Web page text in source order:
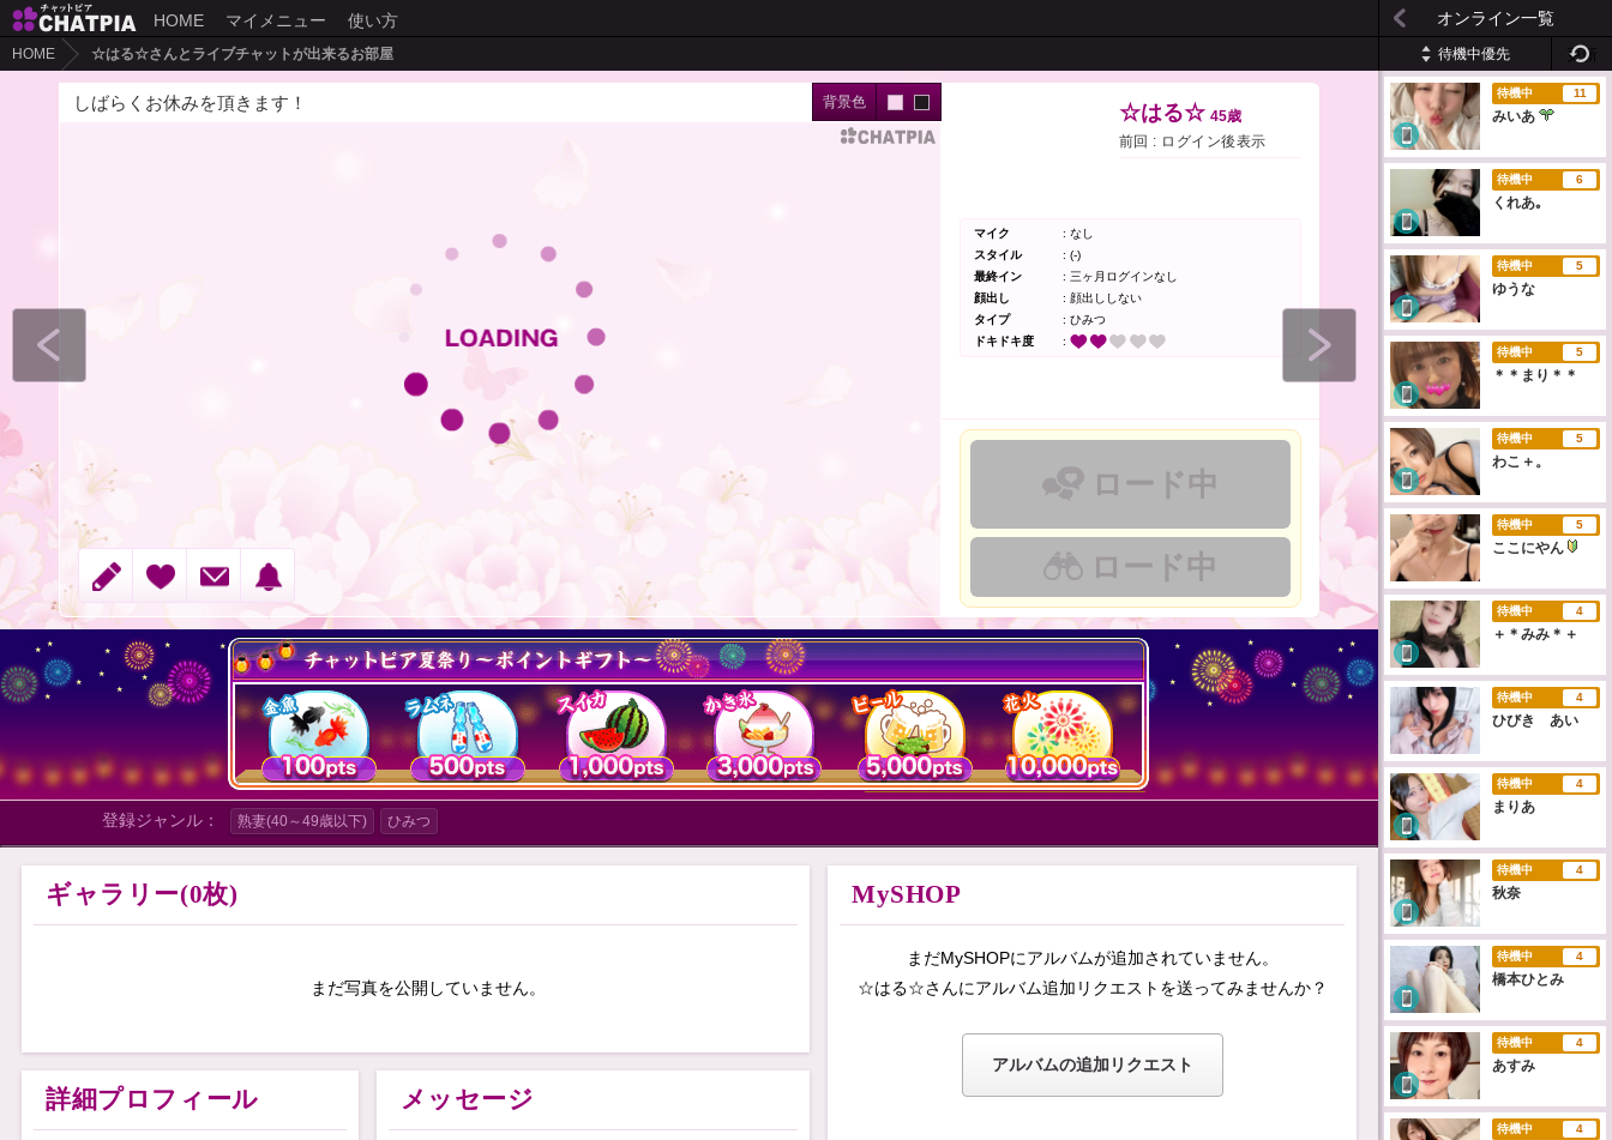
HOME マイメニュー 使い方
HOME ☆はる☆さんとライブチャットが出来るお部屋
しばらくお休みを頂きます！ 背景色 ☆はる☆ 45歳
前回 : ログイン後表示
マイク
: なし
スタイル
: (-)
最終イン
: 三ヶ月ログインなし
顔出し
: 顔出ししない
タイプ
: ひみつ
ドキドキ度
:
ロード中
ロード中
登録ジャンル： 熟妻(40～49歳以下) ひみつ
ギャラリー(0枚)
まだ写真を公開していません。
詳細プロフィール メッセージ
MySHOP
まだMySHOPにアルバムが追加されていません。
☆はる☆さんにアルバム追加リクエストを送ってみませんか？
アルバムの追加リクエスト
オンライン一覧
待機中優先 更新
待機中 11
みいあ
待機中 6
くれあ｡
待機中 5
ゆうな
待機中 5
＊＊まり＊＊
待機中 5
わこ＋。
待機中 5
ここにやん
待機中 4
＋＊みみ＊＋
待機中 4
ひびき あい
待機中 4
まりあ
待機中 4
秋奈
待機中 4
橋本ひとみ
待機中 4
あすみ
待機中 4